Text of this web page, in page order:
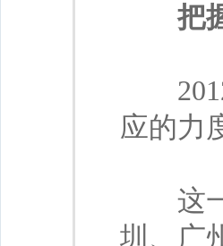
把
2012
应的力
这一
圳、广